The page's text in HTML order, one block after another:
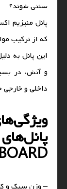
سنتی شوند؟
پانل منیزیم
که از ترکیب
این پانل به
و آتش، در
داخلی و خارجی
– وزن سبک و